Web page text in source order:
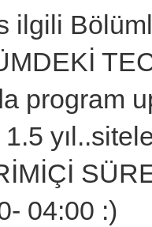
ilgili
program
1.5
04:00 :)